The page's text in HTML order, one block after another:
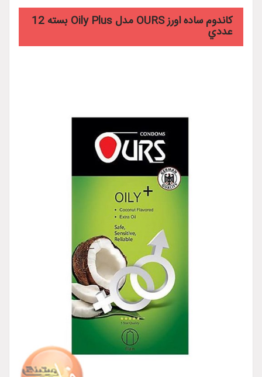
کاندوم ساده اورز OURS مدل Oily Plus بسته 12
عددي